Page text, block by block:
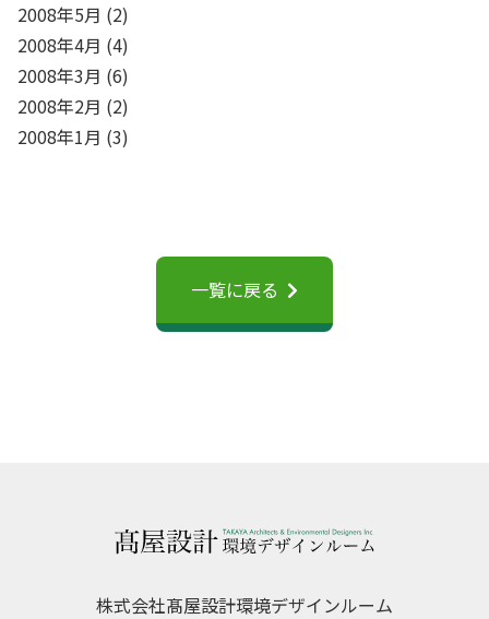
2008年5月 (2)
2008年4月 (4)
2008年3月 (6)
2008年2月 (2)
2008年1月 (3)
一覧に戻る
株式会社髙屋設計環境デザインルーム